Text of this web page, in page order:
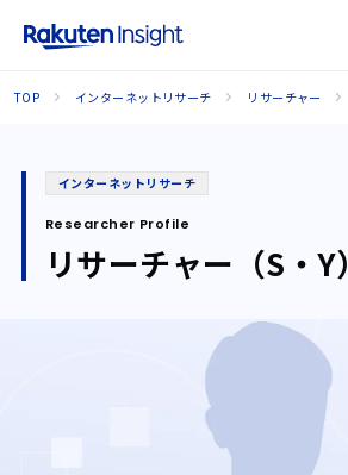
TOP インターネットリサーチ リサーチャー
インターネットリサーチ
Researcher Profile
リサーチャー（S・Y）